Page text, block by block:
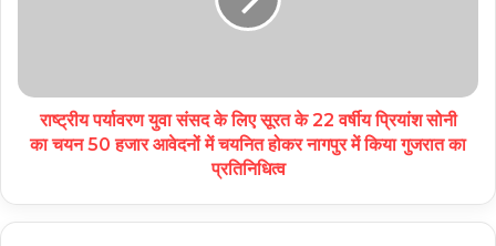
राष्ट्रीय पर्यावरण युवा संसद के लिए सूरत के 22 वर्षीय प्रियांश सोनी
का चयन 50 हजार आवेदनों में चयनित होकर नागपुर में किया गुजरात का
प्रतिनिधित्व